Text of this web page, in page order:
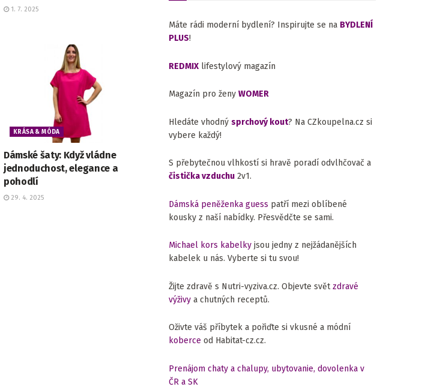
1. 7. 2025
KRÁSA & MÓDA
Dámské šaty: Když vládne
jednoduchost, elegance a
pohodlí
29. 4. 2025
Máte rádi moderní bydlení? Inspirujte se na BYDLENÍ
PLUS!
REDMIX lifestylový magazín
Magazín pro ženy WOMER
Hledáte vhodný sprchový kout? Na CZkoupelna.cz si
vybere každý!
S přebytečnou vlhkostí si hravě poradí odvlhčovač a
čistička vzduchu 2v1.
Dámská peněženka guess patří mezi oblíbené
kousky z naší nabídky. Přesvědčte se sami.
Michael kors kabelky jsou jedny z nejžádanějších
kabelek u nás. Vyberte si tu svou!
Žijte zdravě s Nutri-vyziva.cz. Objevte světzdravé
výživy a chutných receptů.
Oživte váš příbytek a pořiďte si vkusné a módní
koberce od Habitat-cz.cz.
Prenájom chaty a chalupy, ubytovanie, dovolenka v
ČR a SK